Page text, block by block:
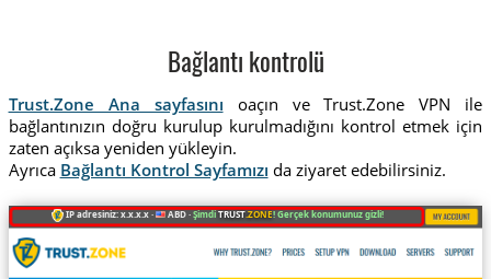
Bağlantı kontrolü
Trust.Zone Ana sayfasını oaçın ve Trust.Zone VPN ile
bağlantınızın doğru kurulup kurulmadığını kontrol etmek için
zaten açıksa yeniden yükleyin.
Ayrıca Bağlantı Kontrol Sayfamızı da ziyaret edebilirsiniz.
IP adresiniz: x.x.x.x · ABD ·ŞimdiTRUST.ZONE! Gerçek konumunuz gizli!